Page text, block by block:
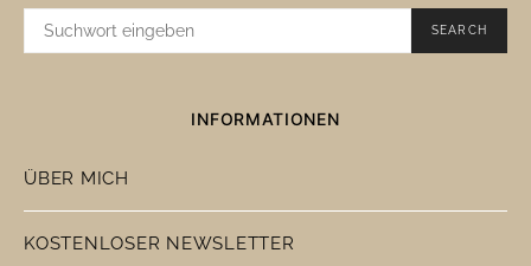
SUCHE
SEARCH
INFORMATIONEN
ÜBER MICH
KOSTENLOSER NEWSLETTER